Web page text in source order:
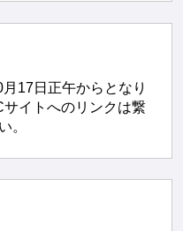
17日正午からとなり
イトへのリンクは繋
。